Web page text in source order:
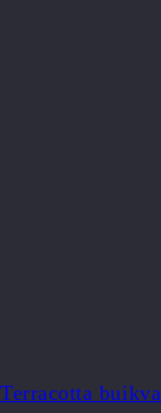
Terracotta